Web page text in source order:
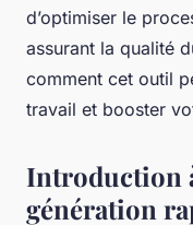
d’optimiser le
assurant la qualité
comment cet outil
travail et booster
Introduction
génération